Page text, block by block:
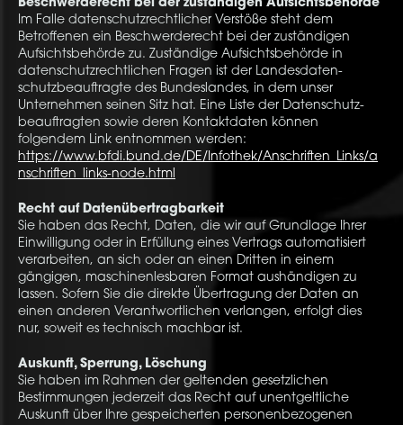
Beschwerderecht bei der zuständigen Aufsichtsbehörde
Im Falle datenschutzrechtlicher Verstöße steht dem
Betroffenen ein Beschwerderecht bei der zuständigen
Aufsichtsbehörde zu. Zuständige Aufsichtsbehörde in
datenschutzrechtlichen Fragen ist der Landesdaten-
schutzbeauftragte des Bundeslandes, in dem unser
Unternehmen seinen Sitz hat. Eine Liste der Datenschutz-
beauftragten sowie deren Kontaktdaten können
folgendem Link entnommen werden:
https://www.bfdi.bund.de/DE/Infothek/Anschriften_Links/a
nschriften_links-node.html
Recht auf Datenübertragbarkeit
Sie haben das Recht, Daten, die wir auf Grundlage Ihrer
Einwilligung oder in Erfüllung eines Vertrags automatisiert
verarbeiten, an sich oder an einen Dritten in einem
gängigen, maschinenlesbaren Format aushändigen zu
lassen. Sofern Sie die direkte Übertragung der Daten an
einen anderen Verantwortlichen verlangen, erfolgt dies
nur, soweit es technisch machbar ist.
Auskunft, Sperrung, Löschung
Sie haben im Rahmen der geltenden gesetzlichen
Bestimmungen jederzeit das Recht auf unentgeltliche
Auskunft über Ihre gespeicherten personenbezogenen